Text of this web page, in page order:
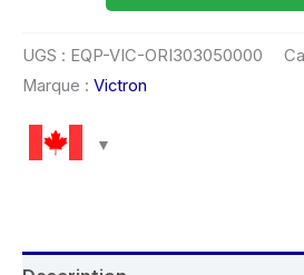
UGS : EQP-VIC-ORI303050000
Marque : Victron